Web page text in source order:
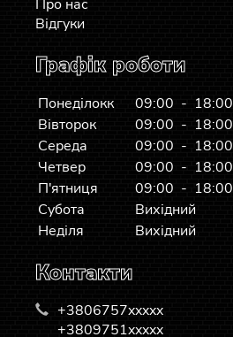
Про нас
Відгуки
Графік роботи
Понеділокк
09:00 - 18:00
Вівторок
09:00 - 18:00
Середа
09:00 - 18:00
Четвер
09:00 - 18:00
П'ятниця
09:00 - 18:00
Субота
Вихідний
Неділя
Вихідний
Контакти
+3806757xxxxx
+3809751xxxxx